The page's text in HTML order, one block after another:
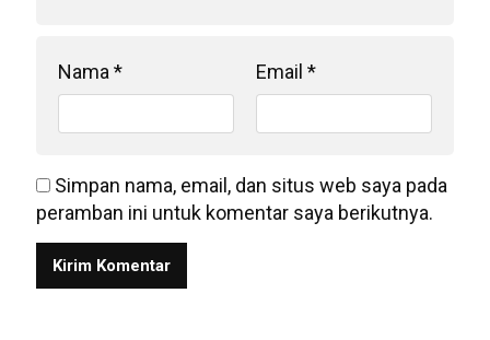
Nama * Email *
Simpan nama, email, dan situs web saya pada
peramban ini untuk komentar saya berikutnya.